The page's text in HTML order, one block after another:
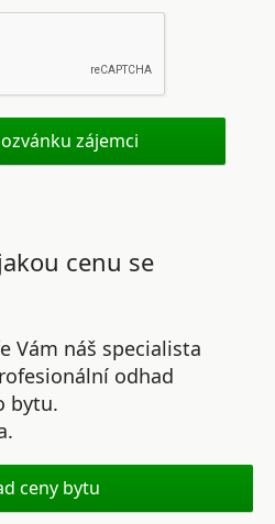
cenu se
Vám náš specialista
odhad
bytu.
ceny bytu